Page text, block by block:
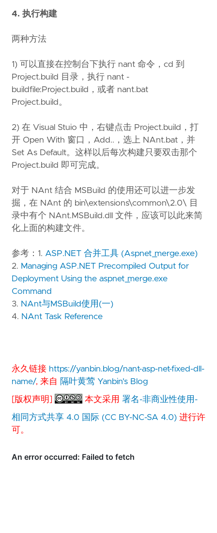
4. 执行构建
两种方法
1) 可以直接在控制台下执行 nant 命令，cd 到
Project.build 目录，执行 nant -
buildfile:Project.build，或者 nant.bat
Project.build。
2) 在 Visual Stuio 中，右键点击 Project.build，打
开 Open With 窗口，Add..，选上 NAnt.bat，并
Set As Default。这样以后每次构建只要双击那个
Project.build 即可完成。
对于 NAnt 结合 MSBuild 的使用还可以进一步发
掘，在 NAnt 的 bin\extensions\common\2.0\ 目
录中有个 NAnt.MSBuild.dll 文件，应该可以此来简
化上面的构建文件。
参考：1. ASP.NET 合并工具 (Aspnet_merge.exe)
2. Managing ASP.NET Precompiled Output for
Deployment Using the aspnet_merge.exe
Command
3. NAnt与MSBuild使用(一)
4. NAnt Task Reference
永久链接 https://yanbin.blog/nant-asp-net-fixed-dll-
name/, 来自 隔叶黄莺 Yanbin's Blog
[版权声明] 本文采用署名-非商业性使用-
相同方式共享 4.0 国际 (CC BY-NC-SA 4.0) 进行许
可。